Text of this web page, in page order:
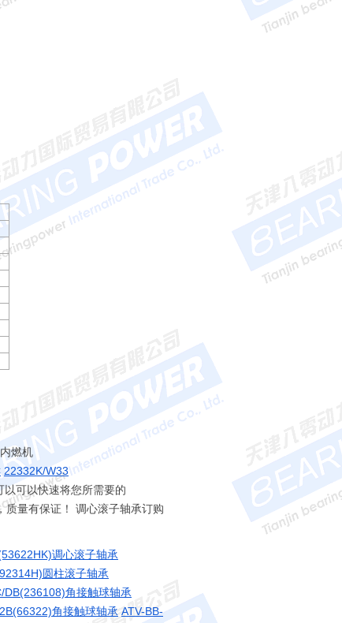
燃机
22332K/W33
可以快速将您所需要的
量有保证！ 调心滚子轴承订购
调心滚子轴承
圆柱滚子轴承
DB(236108)角接触球轴承
角接触球轴承 ATV-BB-